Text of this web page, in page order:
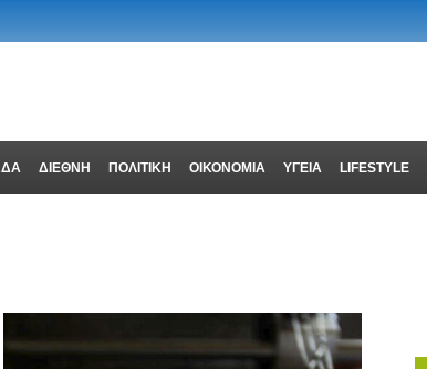
ΔΙΕΘΝΗ ΠΟΛΙΤΙΚΗ ΟΙΚΟΝΟΜΙΑ ΥΓΕΙΑ LIFESTYLE